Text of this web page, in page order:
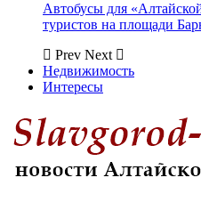
Автобусы для
туристов на площади
Prev Next
Недвижимость
Интересы